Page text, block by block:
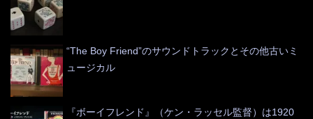
“The Boy Friend”のサウンドトラックとその他古いミ
ュージカル
『ボーイフレンド』（ケン・ラッセル監督）は1920